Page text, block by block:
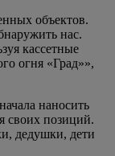
объектов.
нас.
кассетные
огня «Град»»,
наносить
своих позиций.
дедушки, дети